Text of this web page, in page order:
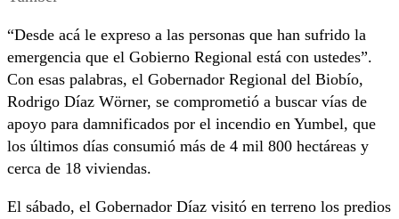
“Desde acá le expreso a las personas que han sufrido la
emergencia que el Gobierno Regional está con ustedes”.
Con esas palabras, el Gobernador Regional del Biobío,
Rodrigo Díaz Wörner, se comprometió a buscar vías de
apoyo para damnificados por el incendio en Yumbel, que
los últimos días consumió más de 4 mil 800 hectáreas y
cerca de 18 viviendas.
El sábado, el Gobernador Díaz visitó en terreno los predios